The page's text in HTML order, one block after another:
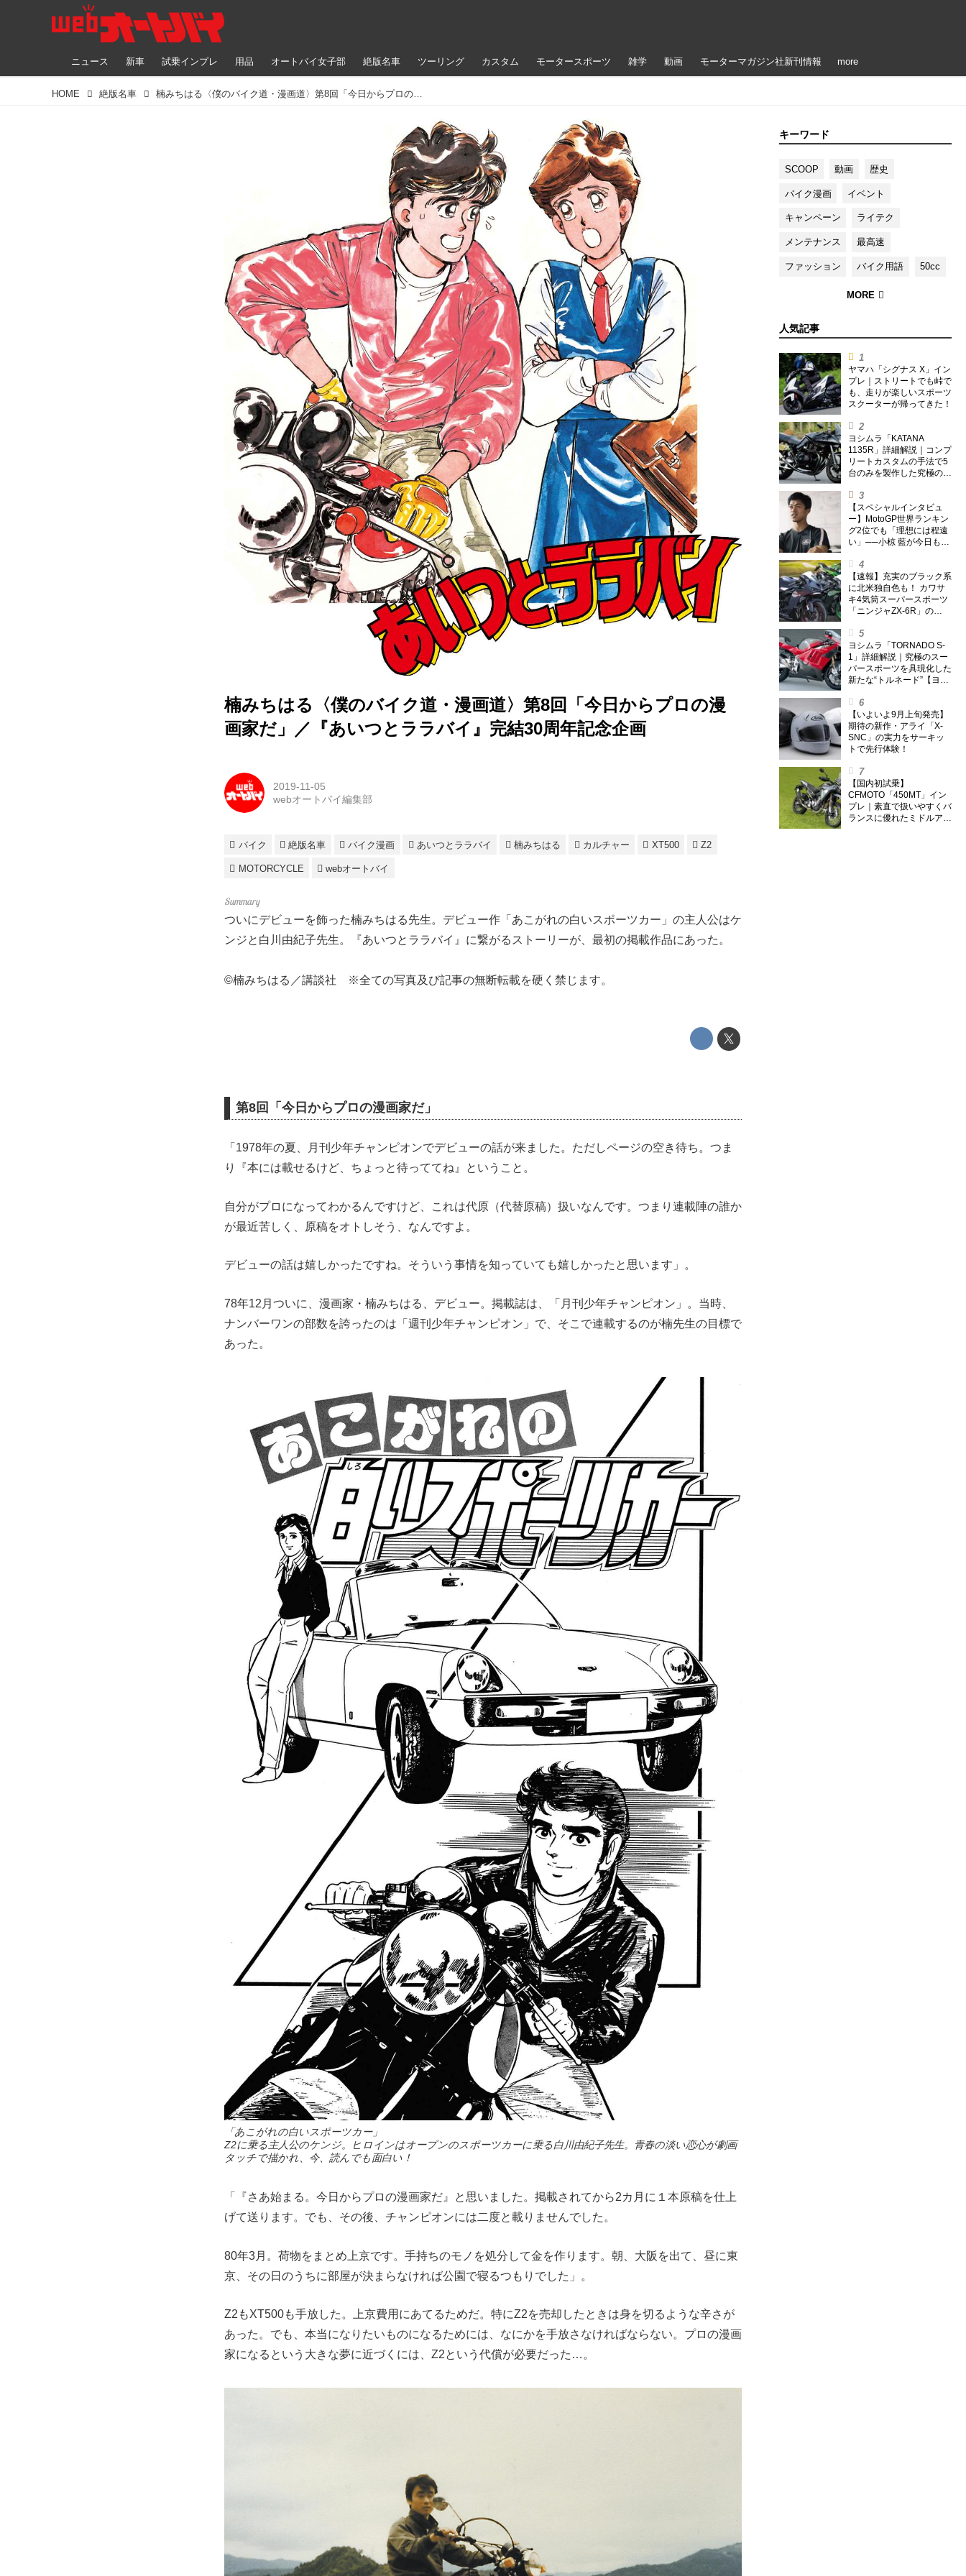
ニュース 新車 試乗インプレ 用品 オートバイ女子部 絶版名車 ツーリング カスタム モータースポーツ 雑学 動画 モーターマガジン社新刊情報 more
HOME 絶版名車 楠みちはる〈僕のバイク道・漫画道〉第8回「今日からプロの漫画家だ」／『あいつとララバイ』完結30周年記念企画
楠みちはる〈僕のバイク道・漫画道〉第8回「今日からプロの漫
画家だ」／『あいつとララバイ』完結30周年記念企画
キーワード
SCOOP 動画 歴史
バイク漫画 イベント
キャンペーン ライテク
メンテナンス 最高速
ファッション バイク用語 50cc
人気記事
ヤマハ「シグナス X」イン
プレ｜ストリートでも峠で
も、走りが楽しいスポーツ
スクーターが帰ってきた！
ヨシムラ「KATANA
1135R」詳細解説｜コンプ
リートカスタムの手法で5
台のみを製作した究極の銘
【スペシャルインタビュ
ー】MotoGP世界ランキン
グ2位でも「理想には程遠
い」──小椋 藍が今日も走
【速報】充実のブラック系
に北米独自色も！ カワサ
キ4気筒スーパースポーツ
「ニンジャZX-6R」の
筒ニンジャも出たよ【海
外】
ヨシムラ「TORNADO S-
1」詳細解説｜究極のスー
パースポーツを具現化した
新たな“トルネード”【ヨシ
【いよいよ9月上旬発売】
期待の新作・アライ「X-
SNC」の実力をサーキッ
トで先行体験！
【国内初試乗】
CFMOTO「450MT」イン
プレ｜素直で扱いやすくバ
ランスに優れたミドルアド
2019-11-05
webオートバイ編集部
バイク 絶版名車 バイク漫画 あいつとララバイ 楠みちはる カルチャー XT500 Z2
MOTORCYCLE webオートバイ
ついにデビューを飾った楠みちはる先生。デビュー作「あこがれの白いスポーツカー」の主人公はケ
ンジと白川由紀子先生。『あいつとララバイ』に繋がるストーリーが、最初の掲載作品にあった。
©楠みちはる／講談社 ※全ての写真及び記事の無断転載を硬く禁じます。
第8回「今日からプロの漫画家だ」
「1978年の夏、月刊少年チャンピオンでデビューの話が来ました。ただしページの空き待ち。つま
り『本には載せるけど、ちょっと待っててね』ということ。
自分がプロになってわかるんですけど、これは代原（代替原稿）扱いなんです。つまり連載陣の誰か
が最近苦しく、原稿をオトしそう、なんですよ。
デビューの話は嬉しかったですね。そういう事情を知っていても嬉しかったと思います」。
78年12月ついに、漫画家・楠みちはる、デビュー。掲載誌は、「月刊少年チャンピオン」。当時、
ナンバーワンの部数を誇ったのは「週刊少年チャンピオン」で、そこで連載するのが楠先生の目標で
あった。
「あこがれの白いスポーツカー」
Z2に乗る主人公のケンジ。ヒロインはオープンのスポーツカーに乗る白川由紀子先生。青春の淡い恋心が劇画
タッチで描かれ、今、読んでも面白い！
「『さあ始まる。今日からプロの漫画家だ』と思いました。掲載されてから2カ月に１本原稿を仕上
げて送ります。でも、その後、チャンピオンには二度と載りませんでした。
80年3月。荷物をまとめ上京です。手持ちのモノを処分して金を作ります。朝、大阪を出て、昼に東
京、その日のうちに部屋が決まらなければ公園で寝るつもりでした」。
Z2もXT500も手放した。上京費用にあてるためだ。特にZ2を売却したときは身を切るような辛さが
あった。でも、本当になりたいものになるためには、なにかを手放さなければならない。プロの漫画
家になるという大きな夢に近づくには、Z2という代償が必要だった…。